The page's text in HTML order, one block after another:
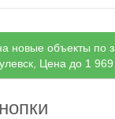
новые объекты по
Цена до 1